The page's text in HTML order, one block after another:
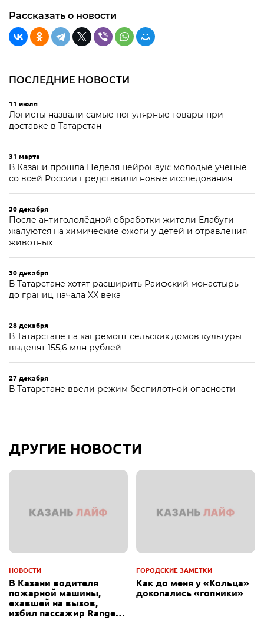
Рассказать о новости
ПОСЛЕДНИЕ НОВОСТИ
11 июля
Логисты назвали самые популярные товары при
доставке в Татарстан
31 марта
В Казани прошла Неделя нейронаук: молодые ученые
со всей России представили новые исследования
30 декабря
После антигололёдной обработки жители Елабуги
жалуются на химические ожоги у детей и отравления
животных
30 декабря
В Татарстане хотят расширить Раифский монастырь
до границ начала XX века
28 декабря
В Татарстане на капремонт сельских домов культуры
выделят 155,6 млн рублей
27 декабря
В Татарстане ввели режим беспилотной опасности
ДРУГИЕ НОВОСТИ
НОВОСТИ
В Казани водителя
пожарной машины,
ехавшей на вызов,
избил пассажир Range
ГОРОДСКИЕ ЗАМЕТКИ
Как до меня у «Кольца»
докопались «гопники»